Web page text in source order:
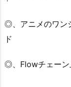
◎、アニメのワン
ド
◎、Flowチェーン